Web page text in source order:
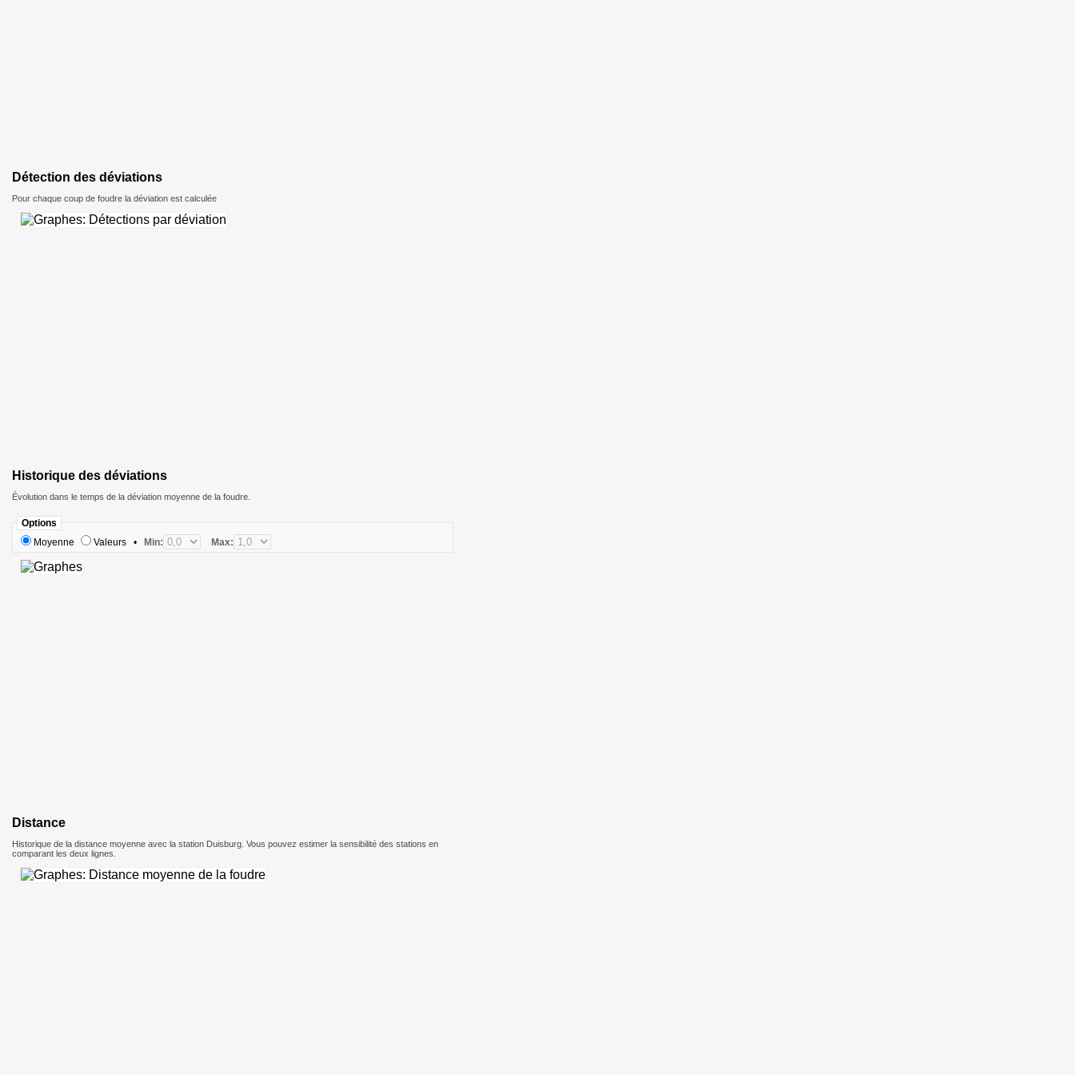
Détection des déviations
Pour chaque coup de foudre la déviation est calculée
Historique des déviations
Évolution dans le temps de la déviation moyenne de la foudre.
Options
Moyenne
Valeurs • Min: Max:
Distance
Historique de la distance moyenne avec la station Duisburg. Vous pouvez estimer la sensibilité des stations en
comparant les deux lignes.